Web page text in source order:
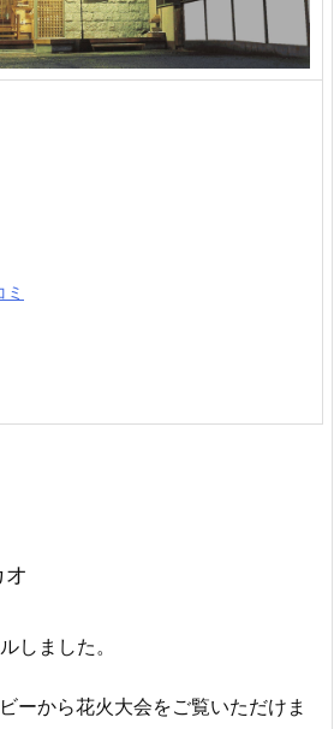
しました。
ーから花火大会をご覧いただけま